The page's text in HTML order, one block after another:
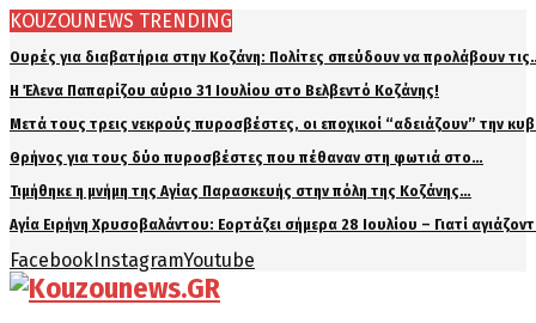
KOUZOUNEWS TRENDING
Ουρές για διαβατήρια στην Κοζάνη: Πολίτες σπεύδουν να προλάβουν
Η Έλενα Παπαρίζου αύριο 31 Ιουλίου στο Βελβεντό Κοζάνης!
Μετά τους τρεις νεκρούς πυροσβέστες, οι εποχικοί “αδειάζουν” την
Θρήνος για τους δύο πυροσβέστες που πέθαναν στη φωτιά στο…
Τιμήθηκε η μνήμη της Αγίας Παρασκευής στην πόλη της Κοζάνης…
Αγία Ειρήνη Χρυσοβαλάντου: Εορτάζει σήμερα 28 Ιουλίου – Γιατί
FacebookInstagramYoutube